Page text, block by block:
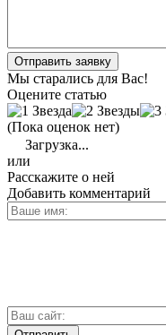
Отправить заявку
Мы старались для Вас!
Оцените статью
(Пока оценок нет)
Загрузка...
или
Расскажите о ней
Добавить комментарий